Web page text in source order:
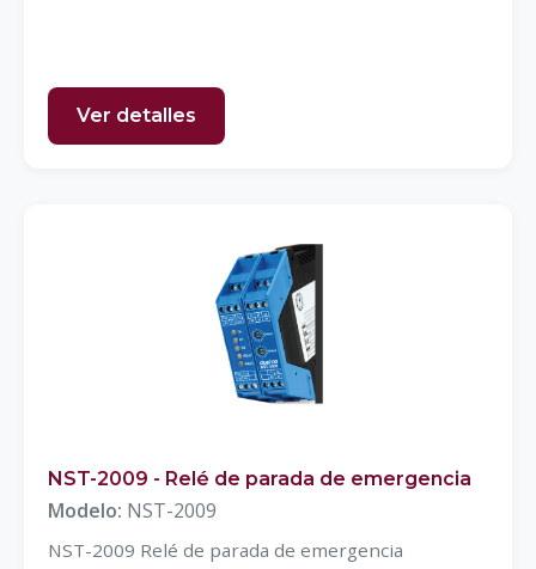
Ver detalles
NST-2009 - Relé de parada de emergencia
Modelo: NST-2009
NST-2009 Relé de parada de emergencia